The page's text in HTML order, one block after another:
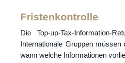
Fristenkontrolle
Die Top-up-Tax-Information-
Internationale Gruppen müssen
wann welche Informationen